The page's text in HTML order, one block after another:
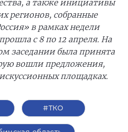
а также инициативы
регионов, собранные
в рамках недели
с 8 по 12 апреля. На
заседании была принята
вошли предложения,
площадках.
#ТКО